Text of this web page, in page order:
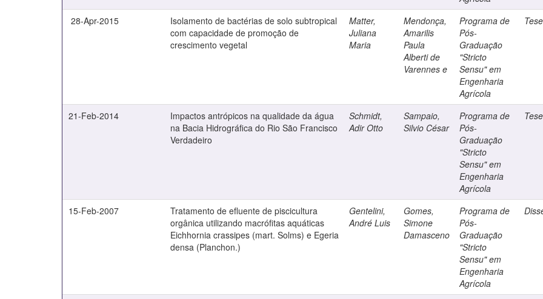
28-Apr-2015
Isolamento de bactérias de solo subtropical
com capacidade de promoção de
crescimento vegetal
Matter,
Juliana
Maria
Mendonça,
Amarilis
Paula
Alberti de
Varennes e
Programa de
Pós-
Graduação
"Stricto
Sensu" em
Engenharia
Agrícola
Tese
21-Feb-2014
Impactos antrópicos na qualidade da água
na Bacia Hidrográfica do Rio São Francisco
Verdadeiro
Schmidt,
Adir Otto
Sampaio,
Silvio César
Programa de
Pós-
Graduação
"Stricto
Sensu" em
Engenharia
Agrícola
Tese
15-Feb-2007
Tratamento de efluente de piscicultura
orgânica utilizando macrófitas aquáticas
Eichhornia crassipes (mart. Solms) e Egeria
densa (Planchon.)
Gentelini,
André Luis
Gomes,
Simone
Damasceno
Programa de
Pós-
Graduação
"Stricto
Sensu" em
Engenharia
Agrícola